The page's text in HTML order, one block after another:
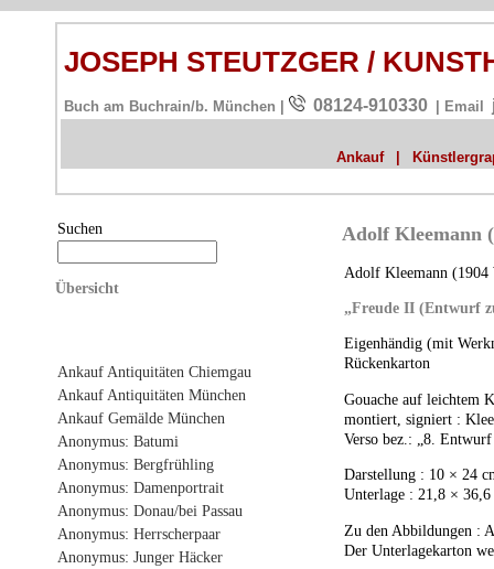
JOSEPH STEUTZGER /
Buch am Buchrain/b. München | 08124-910330 | Email
Ankauf
Suchen
Übersicht
Ankauf Antiquitäten Chiemgau
Ankauf Antiquitäten München
Ankauf Gemälde München
Anonymus: Batumi
Anonymus: Bergfrühling
Anonymus: Damenportrait
Anonymus: Donau/bei Passau
Anonymus: Herrscherpaar
Anonymus: Junger Häcker
Adolf Kleemann
Adolf Kleemann (1904
„Freude II (Entwurf
Eigenhändig (mit
Rückenkarton
Gouache auf leichtem
montiert, signiert :
Verso bez.: „8.
Darstellung : 10 × 24
Unterlage : 21,8 ×
Zu den Abbildungen :
Der Unterlagekarton